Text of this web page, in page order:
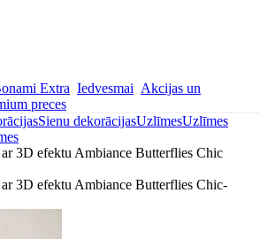
Extra Iedvesmai Akcijas un
preces
Sienu dekorācijasUzlīmesUzlīmes